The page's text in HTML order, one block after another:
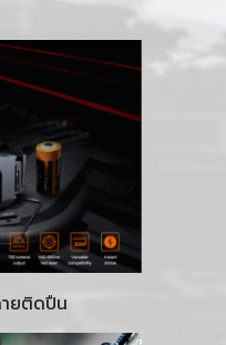
ยติดปืน